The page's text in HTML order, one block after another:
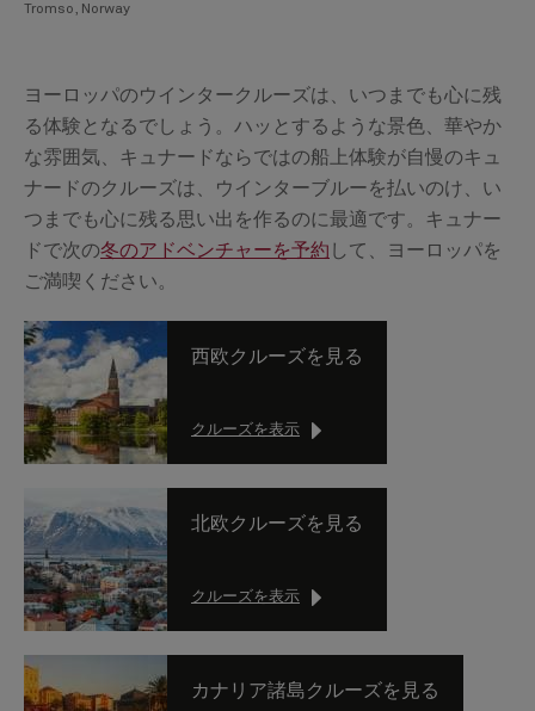
Tromso, Norway
ヨーロッパのウインタークルーズは、いつまでも心に残
る体験となるでしょう。ハッとするような景色、華やか
な雰囲気、キュナードならではの船上体験が自慢のキュ
ナードのクルーズは、ウインターブルーを払いのけ、い
つまでも心に残る思い出を作るのに最適です。キュナー
ドで次の冬のアドベンチャーを予約 して、ヨーロッパを
ご満喫ください。
西欧クルーズを見る
クルーズを表示
北欧クルーズを見る
クルーズを表示
カナリア諸島クルーズを見る